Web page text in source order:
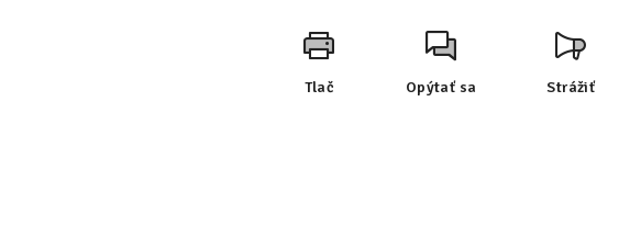
Tlač Opýtať sa Strážiť